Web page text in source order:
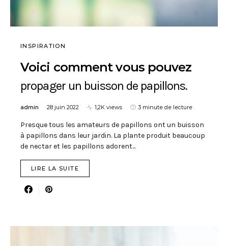
INSPIRATION
Voici comment vous pouvez
propager un buisson de papillons.
admin 28 juin 2022 1,2K views 3 minute de lecture
Presque tous les amateurs de papillons ont un buisson
à papillons dans leur jardin. La plante produit beaucoup
de nectar et les papillons adorent...
LIRE LA SUITE